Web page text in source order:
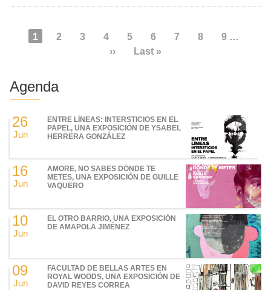
Paginación
Página
1 Page
2 Page
3 Page
4 Page
5 Page
6 Page
7 Page
8 Page
9 …
Siguiente
››
Última
Last »
Agenda
26
Jun
ENTRE LÍNEAS: INTERSTICIOS EN EL
PAPEL, UNA EXPOSICIÓN DE YSABEL
HERRERA GONZÁLEZ
16
Jun
AMORE, NO SABES DÓNDE TE
METES, UNA EXPOSICIÓN DE GUILLE
VAQUERO
10
Jun
EL OTRO BARRIO, UNA EXPOSICIÓN
DE AMAPOLA JIMÉNEZ
09
Jun
FACULTAD DE BELLAS ARTES EN
ROYAL WOODS, UNA EXPOSICIÓN DE
DAVID REYES CORREA